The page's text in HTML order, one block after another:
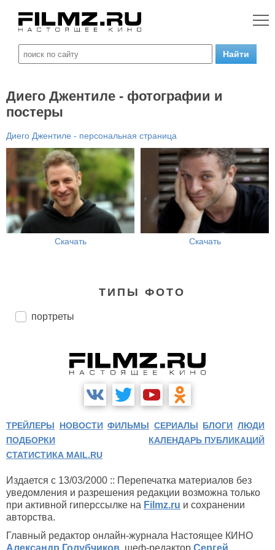
Диего Джентиле - фотографии и
постеры
Диего Джентиле - персональная страница
Скачать Скачать
ТИПЫ ФОТО
портреты
ТРЕЙЛЕРЫ НОВОСТИ ФИЛЬМЫ СЕРИАЛЫ БЛОГИ ЛЮДИ
ПОДБОРКИ
КАЛЕНДАРЬ ПУБЛИКАЦИЙ
СТАТИСТИКА MAIL.RU
Издается с 13/03/2000 :: Перепечатка материалов без
уведомления и разрешения редакции возможна только
при активной гиперссылке на Filmz.ru и сохранении
авторства.
Главный редактор онлайн-журнала Настоящее КИНО